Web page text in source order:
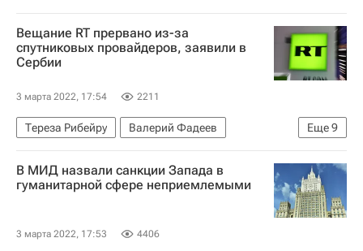
Вещание RT прервано из-за
спутниковых провайдеров, заявили в
Сербии
3 марта 2022, 17:54 2211
Еще9
Тереза Рибейру
Валерий Фадеев
Сергей Лавров
Москва
Сербия
Россия
Facebook
РТР Планета
В МИД назвали санкции Запада в
гуманитарной сфере неприемлемыми
3 марта 2022, 17:53 4406